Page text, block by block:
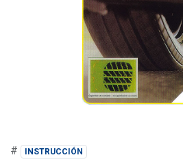
# INSTRUCCIÓN